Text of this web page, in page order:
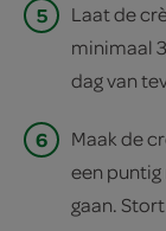
5
Laat de
minimaal
dag van
6
Maak de
een puntig
gaan.